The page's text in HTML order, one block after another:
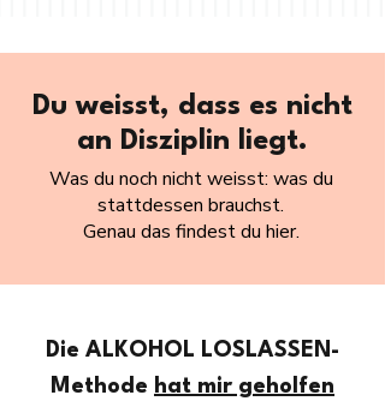
Du weisst, dass es nicht
an Disziplin liegt.
Was du noch nicht weisst: was du
stattdessen brauchst.
Genau das findest du hier.
Die ALKOHOL LOSLASSEN-
Methode hat mir geholfen​